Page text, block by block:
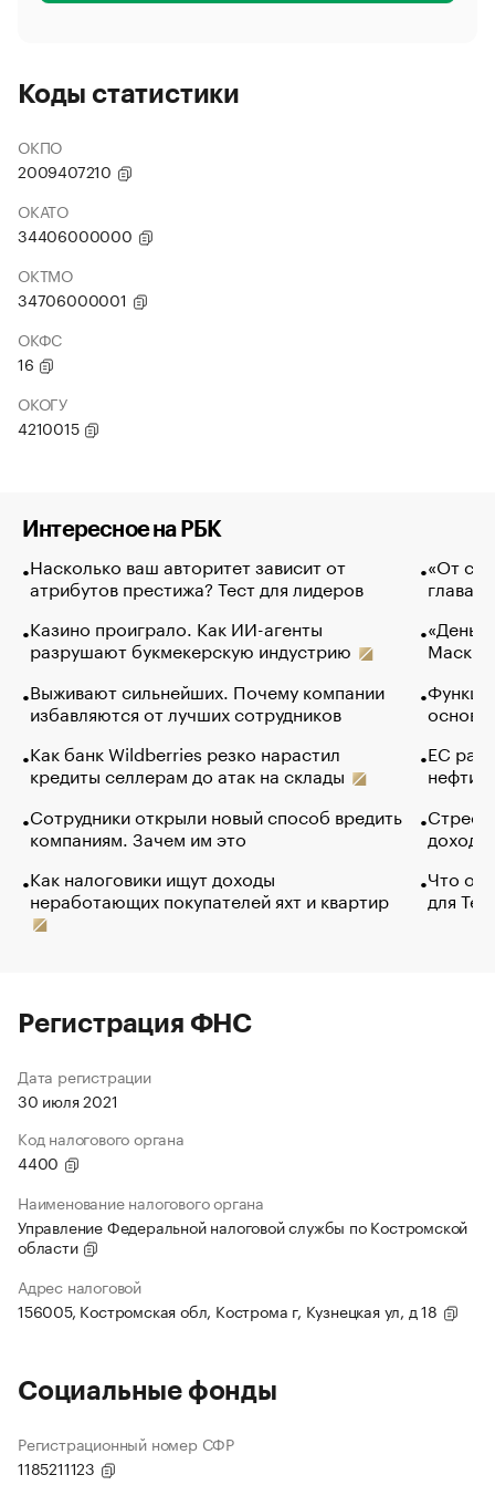
Коды статистики
ОКПО
2009407210
ОКАТО
34406000000
ОКТМО
34706000001
ОКФС
16
ОКОГУ
4210015
Интересное на РБК
Насколько ваш авторитет зависит от
атрибутов престижа? Тест для лидеров
Казино проиграло. Как ИИ-агенты
разрушают букмекерскую индустрию
Выживают сильнейших. Почему компании
избавляются от лучших сотрудников
Как банк Wildberries резко нарастил
кредиты селлерам до атак на склады
Сотрудники открыли новый способ вредить
компаниям. Зачем им это
Как налоговики ищут доходы
неработающих покупателей яхт и квартир
«От
глава
Маск в
основ
ЕС
нефти
Что
для
Регистрация ФНС
Дата регистрации
30 июля 2021
Код налогового органа
4400
Наименование налогового органа
Управление Федеральной налоговой службы по Костромской
области
Адрес налоговой
156005, Костромская обл, Кострома г, Кузнецкая ул, д 18
Социальные фонды
Регистрационный номер СФР
1185211123